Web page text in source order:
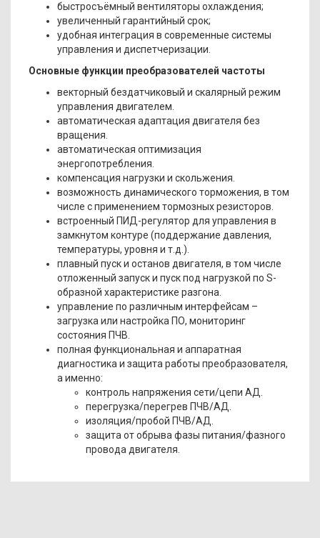
быстросъёмный вентиляторы охлаждения;
увеличенный гарантийный срок;
удобная интеграция в современные системы
управления и диспетчеризации.
Основные функции преобразователей частоты
векторный бездатчиковый и скалярный режим
управления двигателем.
автоматическая адаптация двигателя без
вращения.
автоматическая оптимизация
энергопотребления.
компенсация нагрузки и скольжения.
возможность динамического торможения, в том
числе с применением тормозных резисторов.
встроенный ПИД-регулятор для управления в
замкнутом контуре (поддержание давления,
температуры, уровня и т.д.).
плавный пуск и останов двигателя, в том числе
отложенный запуск и пуск под нагрузкой по S-
образной характеристике разгона.
управление по различным интерфейсам –
загрузка или настройка ПО, мониторинг
состояния ПЧВ.
полная функциональная и аппаратная
диагностика и защита работы преобразователя,
а именно:
контроль напряжения сети/цепи АД.
перегрузка/перегрев ПЧВ/АД.
изоляция/пробой ПЧВ/АД.
защита от обрыва фазы питания/фазного
провода двигателя.